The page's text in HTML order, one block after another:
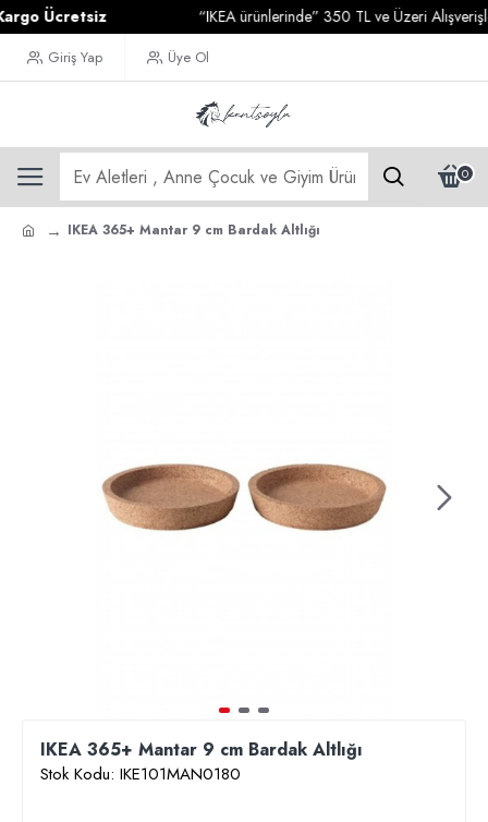
Ücretsiz “IKEA ürünlerinde” 350 TL ve Üzeri
Giriş Yap Üye Ol
0
IKEA 365+ Mantar 9 cm Bardak Altlığı
IKEA 365+ Mantar 9 cm Bardak Altlığı
Stok Kodu: IKE101MAN0180